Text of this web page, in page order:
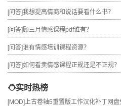
[问答]我想提高情商和说话要看什么书？
[问答]顾三月情感课程pdf谁有？
[问答]谁有情感培训课程资源？
[问答]如何看卖情感课程正规还是不正规？
实时热榜
[MOD] 上古卷轴5重置版工作汉化补丁网